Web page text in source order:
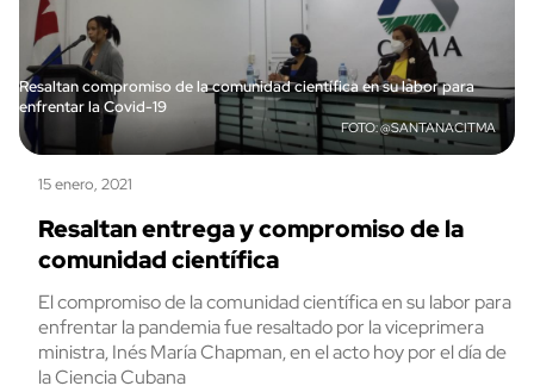
Resaltan compromiso de la comunidad científica en su labor para
enfrentar la Covid-19
@SANTANACITMA
15 enero, 2021
Resaltan entrega y compromiso de la
comunidad científica
El compromiso de la comunidad científica en su labor para
enfrentar la pandemia fue resaltado por la viceprimera
ministra, Inés María Chapman, en el acto hoy por el día de
la Ciencia Cubana